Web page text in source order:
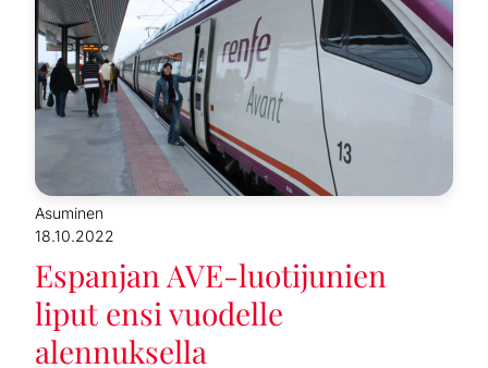
Asuminen
18.10.2022
Espanjan AVE-luotijunien
liput ensi vuodelle
alennuksella